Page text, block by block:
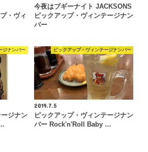
・ヴィ
今夜はブギーナイト JACKSONS
ピックアップ・ヴィンテージナン
バー
ジナンバー
ジナン
ピックアップ・ヴィンテージナンバー
2019.7.5
ピックアップ・ヴィンテージナン
バー Rock'n'Roll Baby …